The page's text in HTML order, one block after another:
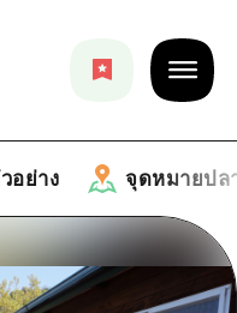
อย่าง จุดหมายปล